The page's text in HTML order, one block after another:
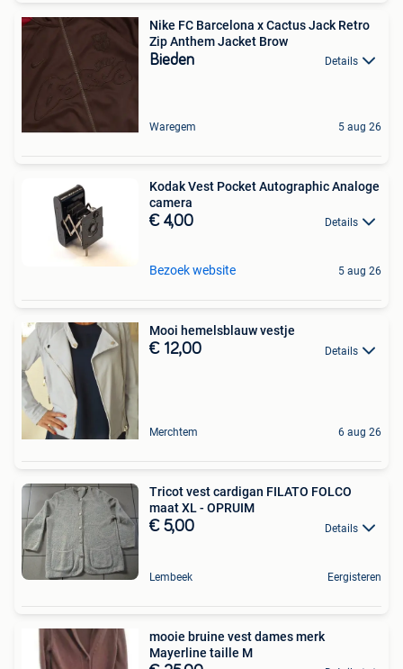
Nike FC Barcelona x Cactus Jack Retro
Zip Anthem Jacket Brow
Bieden Details
Waregem 5 aug 26
Kodak Vest Pocket Autographic Analoge
camera
€ 4,00 Details
Bezoek website 5 aug 26
Mooi hemelsblauw vestje
€ 12,00 Details
Merchtem 6 aug 26
Tricot vest cardigan FILATO FOLCO
maat XL - OPRUIM
€ 5,00 Details
Lembeek Eergisteren
mooie bruine vest dames merk
Mayerline taille M